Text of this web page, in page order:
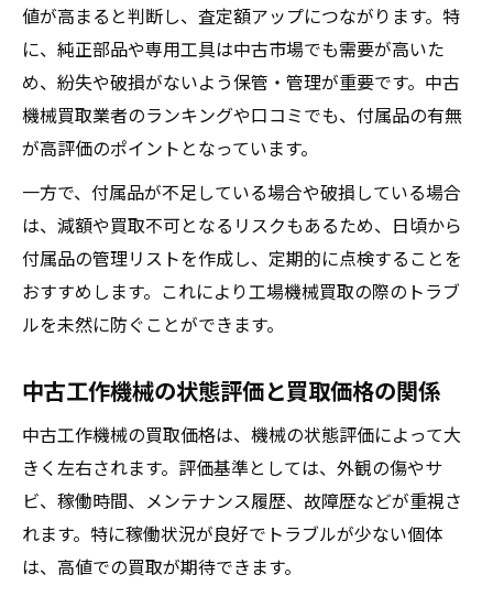
値が高まると判断し、査定額アップにつながります。特
に、純正部品や専用工具は中古市場でも需要が高いた
め、紛失や破損がないよう保管・管理が重要です。中古
機械買取業者のランキングや口コミでも、付属品の有無
が高評価のポイントとなっています。
一方で、付属品が不足している場合や破損している場合
は、減額や買取不可となるリスクもあるため、日頃から
付属品の管理リストを作成し、定期的に点検することを
おすすめします。これにより工場機械買取の際のトラブ
ルを未然に防ぐことができます。
中古工作機械の状態評価と買取価格の関係
中古工作機械の買取価格は、機械の状態評価によって大
きく左右されます。評価基準としては、外観の傷やサ
ビ、稼働時間、メンテナンス履歴、故障歴などが重視さ
れます。特に稼働状況が良好でトラブルが少ない個体
は、高値での買取が期待できます。